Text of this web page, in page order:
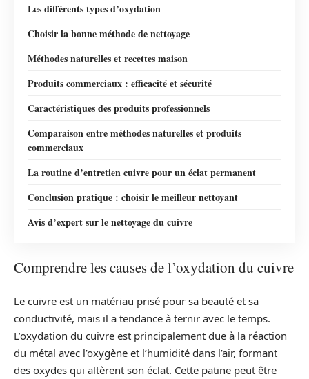
Les différents types d’oxydation
Choisir la bonne méthode de nettoyage
Méthodes naturelles et recettes maison
Produits commerciaux : efficacité et sécurité
Caractéristiques des produits professionnels
Comparaison entre méthodes naturelles et produits
commerciaux
La routine d’entretien cuivre pour un éclat permanent
Conclusion pratique : choisir le meilleur nettoyant
Avis d’expert sur le nettoyage du cuivre
Comprendre les causes de l’oxydation du cuivre
Le cuivre est un matériau prisé pour sa beauté et sa
conductivité, mais il a tendance à ternir avec le temps.
L’oxydation du cuivre est principalement due à la réaction
du métal avec l’oxygène et l’humidité dans l’air, formant
des oxydes qui altèrent son éclat. Cette patine peut être